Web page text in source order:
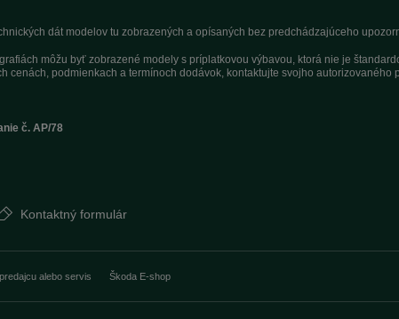
dát modelov tu zobrazených a opísaných bez predchádzajúceho
môžu byť zobrazené modely s príplatkovou výbavou, ktorá nie je
cenách, podmienkach a termínoch dodávok, kontaktujte svojho autorizovaného
č. AP/78
Kontaktný formulár
alebo servis Škoda E-shop